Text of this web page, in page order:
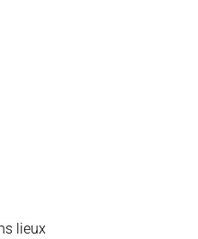
lieux